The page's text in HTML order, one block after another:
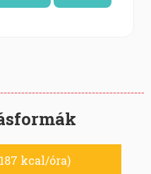
kcal/óra)